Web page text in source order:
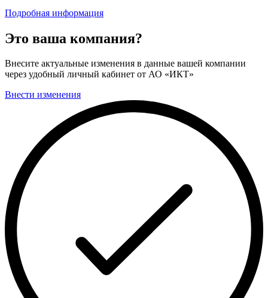
Подробная информация
Это ваша компания?
Внесите актуальные изменения в данные вашей компании
через удобный личный кабинет от АО «ИКТ»
Внести изменения